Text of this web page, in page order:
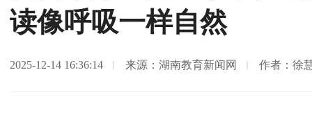
读像呼吸一样自然
2025-12-14 16:36:14 来源：湖南教育新闻网 作者：徐